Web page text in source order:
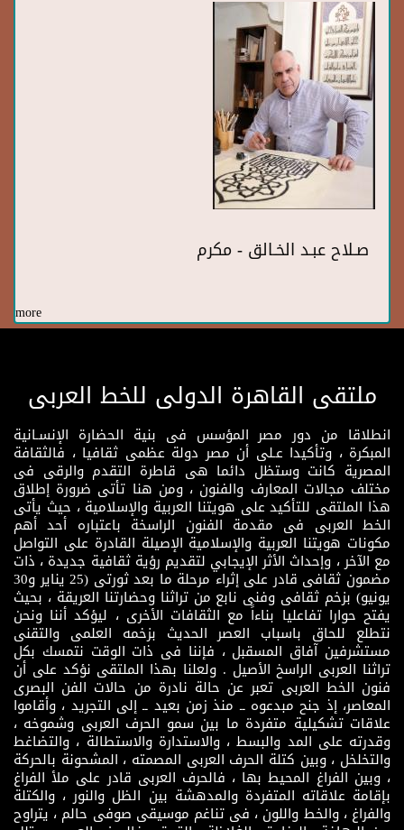
صـلاح عبـد الخـالق - مكرم
more
ملتقى القاهرة الدولى للخط العربى
انطلاقا من دور مصر المؤسس فى بنية الحضارة الإنسـانية
المبكرة ، وتأكيدا عـلى أن مصر دولة عظمى ثقافيا ، فالثقافة
المصرية كانت وستظل دائما هى قاطرة التقدم والرقى فى
مختلف مجالات المعارف والفنون ، ومن هنا تأتى ضرورة إطلاق
هذا الملتقى للتأكيد على هويتنا العربية والإسلامية ، حيث يأتى
الخط العربى فى مقدمة الفنون الراسخة باعتباره أحد أهم
مكونات هويتنا العربية والإسلامية الإصيلة القادرة على التواصل
مع الآخر ، وإحداث الأثر الإيجابي لتقديم رؤية ثقافية جديدة ، ذات
مضمون ثقافى قادر على إثراء مرحلة ما بعد ثورتى (25 يناير و30
يونيو) بزخم ثقافى وفنى نابع من تراثنا وحضارتنا العريقة ، بحيث
يفتح حوارا تفاعليا بناءاً مع الثقافات الأخرى ، ليؤكد أننا ونحن
نتطلع للحاق باسباب العصر الحديث بزخمه العلمى والتقنى
مستشرفين آفاق المسقبل ، فإننا فى ذات الوقت نتمسك بكل
تراثنا العربى الراسخ الأصيل . ولعلنا بهذا الملتقى نؤكد على أن
فنون الخط العربى تعبر عن حالة نادرة من حالات الفن البصرى
المعاصر، إذ جنح مبدعوه ــ منذ زمن بعيد ــ إلى التجريد ، وأقاموا
علاقات تشكيلية متفردة ما بين سمو الحرف العربى وشموخه ،
وقدرته على المد والبسط ، والاستدارة والاستطالة ، والتضاغط
والتخلخل ، وبين كتلة الحرف العربى المصمته ، المشحونة بالحركة
، وبين الفراغ المحيط بها ، فالحرف العربى قادر على ملأ الفراغ
بإقامة علاقاته المتفردة والمدهشة بين الظل والنور ، والكتلة
والفراغ ، والخط واللون ، فى تناغم موسيقى صوفى حالم ، يتراوح